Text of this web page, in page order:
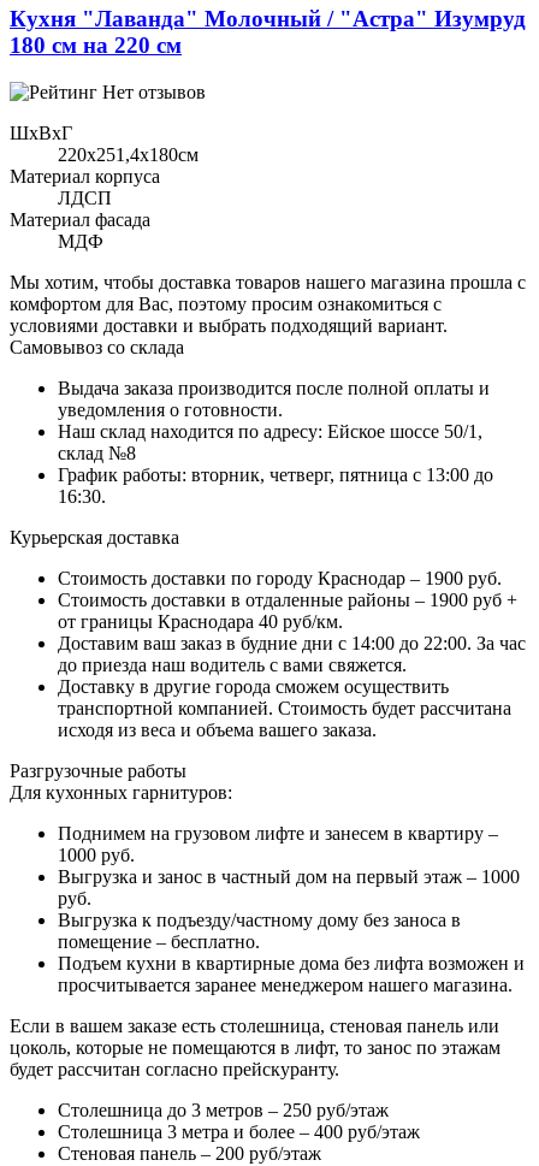
Кухня "Лаванда" Молочный / "Астра" Изумруд
180 см на 220 см
Нет отзывов
ШхВхГ
220x251,4х180см
Материал корпуса
ЛДСП
Материал фасада
МДФ
Мы хотим, чтобы доставка товаров нашего магазина прошла с
комфортом для Вас, поэтому просим ознакомиться с
условиями доставки и выбрать подходящий вариант.
Самовывоз со склада
Выдача заказа производится после полной оплаты и
уведомления о готовности.
Наш склад находится по адресу: Ейское шоссе 50/1,
склад №8
График работы: вторник, четверг, пятница с 13:00 до
16:30.
Курьерская доставка
Стоимость доставки по городу Краснодар – 1900 руб.
Стоимость доставки в отдаленные районы – 1900 руб +
от границы Краснодара 40 руб/км.
Доставим ваш заказ в будние дни с 14:00 до 22:00. За час
до приезда наш водитель с вами свяжется.
Доставку в другие города сможем осуществить
транспортной компанией. Стоимость будет рассчитана
исходя из веса и объема вашего заказа.
Разгрузочные работы
Для кухонных гарнитуров:
Поднимем на грузовом лифте и занесем в квартиру –
1000 руб.
Выгрузка и занос в частный дом на первый этаж – 1000
руб.
Выгрузка к подъезду/частному дому без заноса в
помещение – бесплатно.
Подъем кухни в квартирные дома без лифта возможен и
просчитывается заранее менеджером нашего магазина.
Если в вашем заказе есть столешница, стеновая панель или
цоколь, которые не помещаются в лифт, то занос по этажам
будет рассчитан согласно прейскуранту.
Столешница до 3 метров – 250 руб/этаж
Столешница 3 метра и более – 400 руб/этаж
Стеновая панель – 200 руб/этаж